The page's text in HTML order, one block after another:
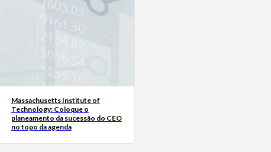
Massachusetts Institute of
Technology: Coloque o
planeamento da sucessão do CEO
no topo da agenda